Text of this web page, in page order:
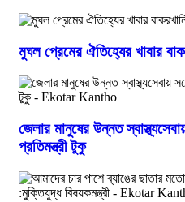
মুঘল প্রেমের ঐতিহ্যের খাবার
জেলার মানুষের উন্নত
প্রতিমন্ত্রী টুকু